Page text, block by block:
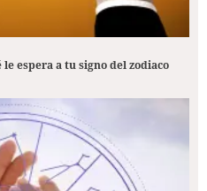
espera a tu signo del zodiaco